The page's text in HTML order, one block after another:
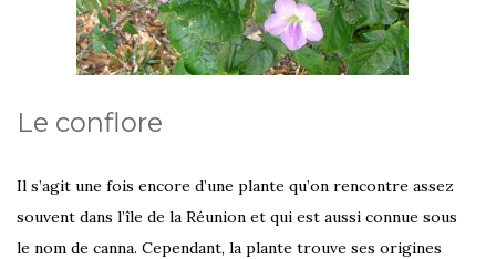
Le conflore
Il s’agit une fois encore d’une plante qu’on rencontre assez
souvent dans l’île de la Réunion et qui est aussi connue sous
le nom de canna. Cependant, la plante trouve ses origines